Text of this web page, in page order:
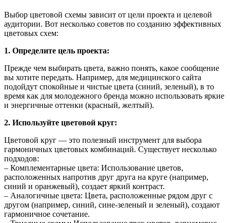
Выбор цветовой схемы зависит от цели проекта и целевой
аудитории. Вот несколько советов по созданию эффективных
цветовых схем:
1. Определите цель проекта:
Прежде чем выбирать цвета, важно понять, какое сообщение
вы хотите передать. Например, для медицинского сайта
подойдут спокойные и чистые цвета (синий, зеленый), в то
время как для молодежного бренда можно использовать яркие
и энергичные оттенки (красный, желтый).
2. Используйте цветовой круг:
Цветовой круг — это полезный инструмент для выбора
гармоничных цветовых комбинаций. Существует несколько
подходов:
– Комплементарные цвета: Использование цветов,
расположенных напротив друг друга на круге (например,
синий и оранжевый), создает яркий контраст.
– Аналогичные цвета: Цвета, расположенные рядом друг с
другом (например, синий, сине-зеленый и зеленый), создают
гармоничное сочетание.